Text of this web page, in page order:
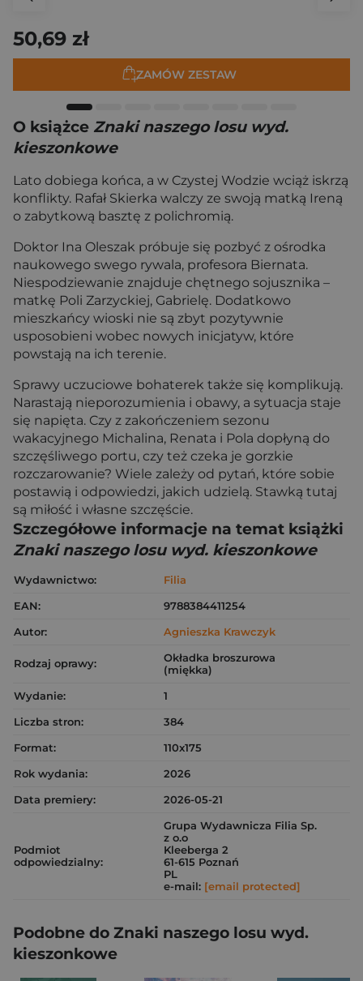
50,69 zł
ZAMÓW ZESTAW
O książce Znaki naszego losu wyd.
kieszonkowe
Lato dobiega końca, a w Czystej Wodzie wciąż iskrzą
konflikty. Rafał Skierka walczy ze swoją matką Ireną
o zabytkową basztę z polichromią.
Doktor Ina Oleszak próbuje się pozbyć z ośrodka
naukowego swego rywala, profesora Biernata.
Niespodziewanie znajduje chętnego sojusznika –
matkę Poli Zarzyckiej, Gabrielę. Dodatkowo
mieszkańcy wioski nie są zbyt pozytywnie
usposobieni wobec nowych inicjatyw, które
powstają na ich terenie.
Sprawy uczuciowe bohaterek także się komplikują.
Narastają nieporozumienia i obawy, a sytuacja staje
się napięta. Czy z zakończeniem sezonu
wakacyjnego Michalina, Renata i Pola dopłyną do
szczęśliwego portu, czy też czeka je gorzkie
rozczarowanie? Wiele zależy od pytań, które sobie
postawią i odpowiedzi, jakich udzielą. Stawką tutaj
są miłość i własne szczęście.
Szczegółowe informacje na temat książki
Znaki naszego losu wyd. kieszonkowe
Wydawnictwo:
Filia
EAN:
9788384411254
Autor:
Agnieszka Krawczyk
Rodzaj oprawy:
Okładka broszurowa
(miękka)
Wydanie:
1
Liczba stron:
384
Format:
110x175
Rok wydania:
2026
Data premiery:
2026-05-21
Podmiot
odpowiedzialny:
Grupa Wydawnicza Filia Sp.
z o.o
Kleeberga 2
61-615 Poznań
PL
e-mail: [email protected]
Podobne do Znaki naszego losu wyd.
kieszonkowe